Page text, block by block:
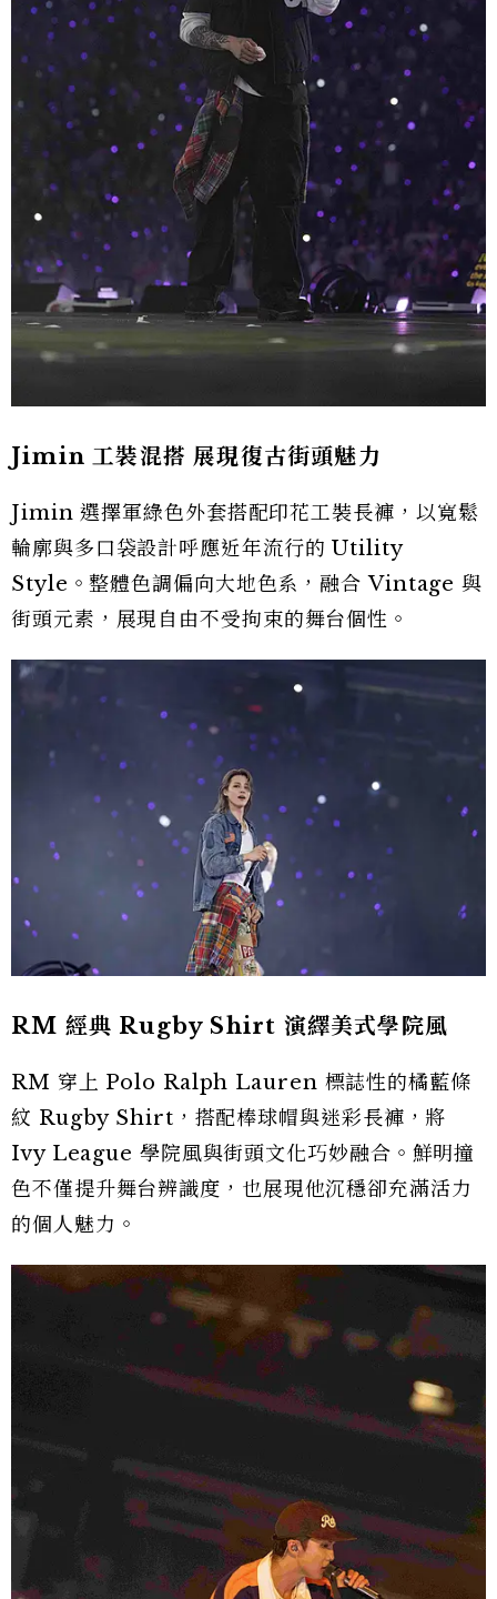
Jimin 工裝混搭 展現復古街頭魅力
Jimin 選擇軍綠色外套搭配印花工裝長褲，以寬鬆
輪廓與多口袋設計呼應近年流行的 Utility
Style。整體色調偏向大地色系，融合 Vintage 與
街頭元素，展現自由不受拘束的舞台個性。
RM 經典 Rugby Shirt 演繹美式學院風
RM 穿上 Polo Ralph Lauren 標誌性的橘藍條
紋 Rugby Shirt，搭配棒球帽與迷彩長褲，將
Ivy League 學院風與街頭文化巧妙融合。鮮明撞
色不僅提升舞台辨識度，也展現他沉穩卻充滿活力
的個人魅力。